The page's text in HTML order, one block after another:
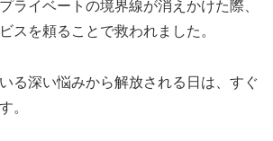
ライベートの境界線が消えかけた際、
スを頼ることで救われました。
る深い悩みから解放される日は、すぐ
。